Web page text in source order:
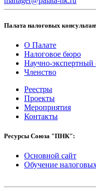
Палата налоговых
О Палате
Налоговое бюро
Научно-экспертный
Членство
Реестры
Проекты
Мероприятия
Контакты
Ресурсы Союза "ПНК":
Основной сайт
Обучение